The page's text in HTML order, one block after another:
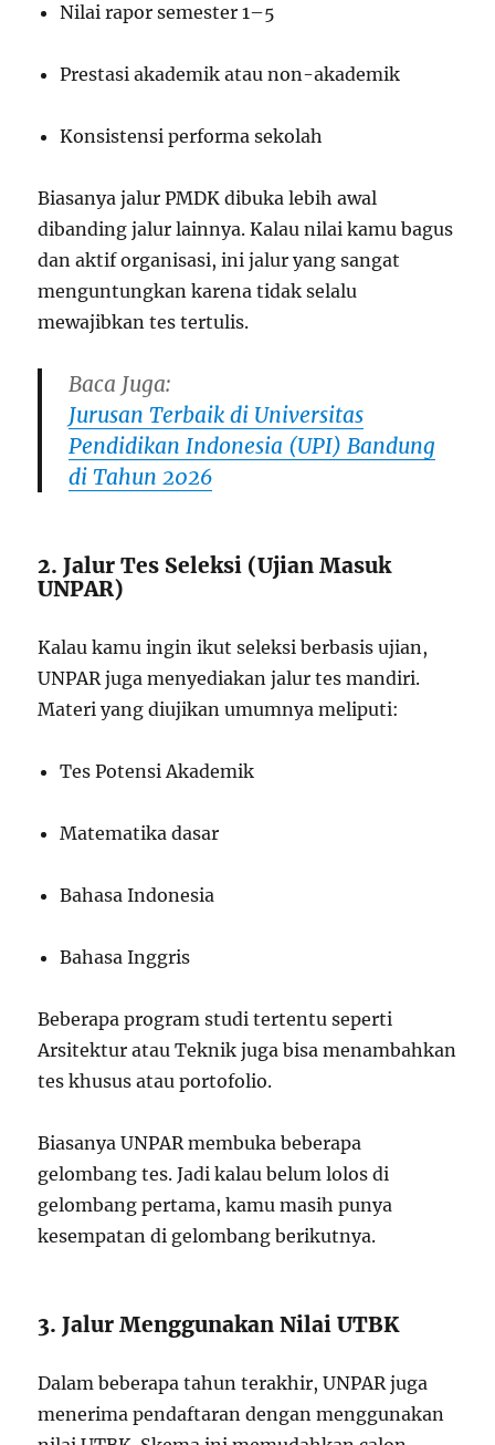
Nilai rapor semester 1–5
Prestasi akademik atau non-akademik
Konsistensi performa sekolah
Biasanya jalur PMDK dibuka lebih awal
dibanding jalur lainnya. Kalau nilai kamu bagus
dan aktif organisasi, ini jalur yang sangat
menguntungkan karena tidak selalu
mewajibkan tes tertulis.
Baca Juga:
Jurusan Terbaik di Universitas
Pendidikan Indonesia (UPI) Bandung
di Tahun 2026
2. Jalur Tes Seleksi (Ujian Masuk
UNPAR)
Kalau kamu ingin ikut seleksi berbasis ujian,
UNPAR juga menyediakan jalur tes mandiri.
Materi yang diujikan umumnya meliputi:
Tes Potensi Akademik
Matematika dasar
Bahasa Indonesia
Bahasa Inggris
Beberapa program studi tertentu seperti
Arsitektur atau Teknik juga bisa menambahkan
tes khusus atau portofolio.
Biasanya UNPAR membuka beberapa
gelombang tes. Jadi kalau belum lolos di
gelombang pertama, kamu masih punya
kesempatan di gelombang berikutnya.
3. Jalur Menggunakan Nilai UTBK
Dalam beberapa tahun terakhir, UNPAR juga
menerima pendaftaran dengan menggunakan